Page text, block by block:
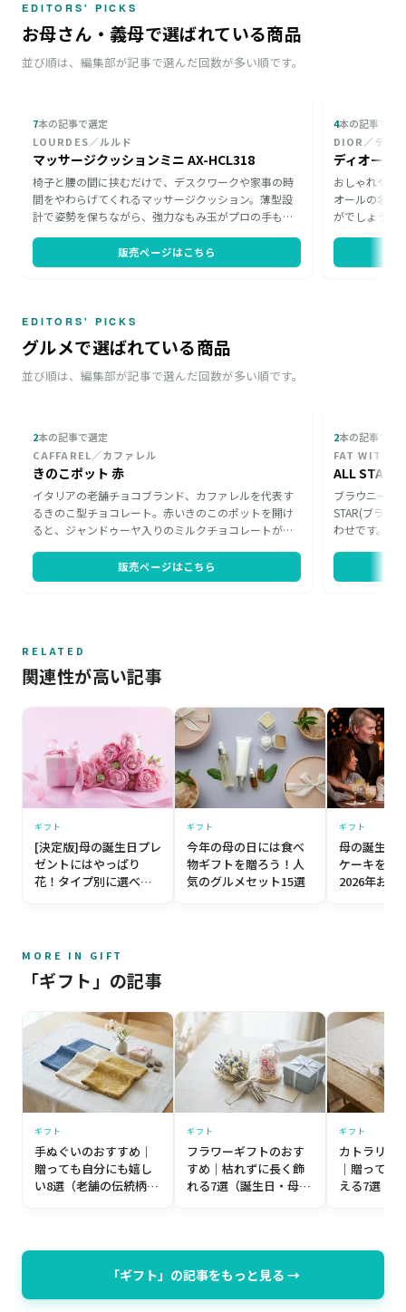
EDITORS' PICKS
お母さん・義母で選ばれている商品
並び順は、編集部が記事で選んだ回数が多い順です。
7本の記事で選定
LOURDES／ルルド
マッサージクッションミニ AX-HCL318
椅子と腰の間に挟むだけで、デスクワークや家事の時
間をやわらげてくれるマッサージクッション。薄型設
計で姿勢を保ちながら、強力なもみ玉がプロの手もみ
ァーでくつろぎのお供に。大型チェアがなくても家中
の椅子が癒しの場所になる、忙しいお母さんへの贈り
販売ページはこちら
4本の記事で選
DIOR／ディ
ディオール
おしゃれや美
オールの名品
がでしょうか
トが母の日を
EDITORS' PICKS
グルメで選ばれている商品
並び順は、編集部が記事で選んだ回数が多い順です。
2本の記事で選定
CAFFAREL／カファレル
きのこポット 赤
イタリアの老舗チョコブランド、カファレルを代表す
るきのこ型チョコレート。赤いきのこのポットを開け
ると、ジャンドゥーヤ入りのミルクチョコレートが個
ゆっくり味わえるのが魅力。食べ終えた後はお気に入
りの小物入れとして使えるので、遊び心のある贈り物
販売ページはこちら
2本の記事で選
ALL STAR(
ブラウニー専
STAR(ブラウ
わせです。一
め、贈り物に
RELATED
関連性が高い記事
ギフト
[決定版]母の誕生日プレ
ゼントにはやっぱり
花！タイプ別に選べる
ギフト
今年の母の日には食べ
物ギフトを贈ろう！人
気のグルメセット15選
ギフト
母の誕生日
ケーキをプ
2026年おす
MORE IN GIFT
「ギフト」の記事
ギフト
手ぬぐいのおすすめ｜
贈っても自分にも嬉し
い8選（老舗の伝統柄か
ギフト
フラワーギフトのおす
すめ｜枯れずに長く飾
れる7選（誕生日・母の
ギフト
カトラリー
｜贈っても
える7選（
「ギフト」の記事をもっと見る →